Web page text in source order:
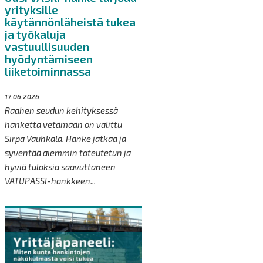
yrityksille
käytännönläheistä tukea
ja työkaluja
vastuullisuuden
hyödyntämiseen
liiketoiminnassa
17.06.2026
Raahen seudun kehityksessä
hanketta vetämään on valittu
Sirpa Vauhkala. Hanke jatkaa ja
syventää aiemmin toteutetun ja
hyviä tuloksia saavuttaneen
VATUPASSI-hankkeen...